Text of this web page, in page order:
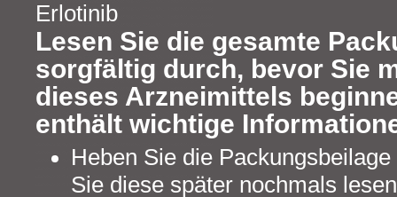
Erlotinib
Lesen Sie die gesamte
sorgfältig durch, bevor Sie
dieses Arzneimittels
enthält wichtige
Heben Sie die
Sie diese später nochmals